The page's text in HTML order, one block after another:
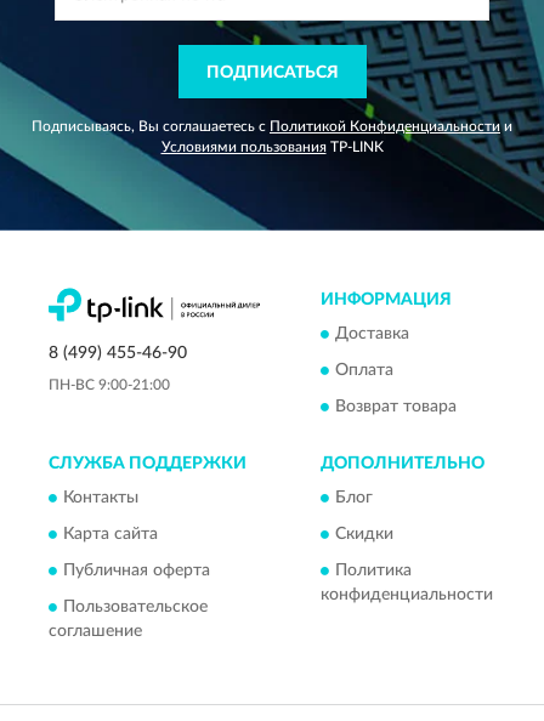
ПОДПИСАТЬСЯ
Подписываясь, Вы соглашаетесь с Политикой Конфиденциальности и
Условиями пользованияTP-LINK
8 (499) 455-46-90
ПН-ВС 9:00-21:00
ИНФОРМАЦИЯ
Доставка
Оплата
Возврат товара
СЛУЖБА ПОДДЕРЖКИ
Контакты
Карта сайта
Публичная оферта
Пользовательское
соглашение
ДОПОЛНИТЕЛЬНО
Блог
Скидки
Политика
конфиденциальности